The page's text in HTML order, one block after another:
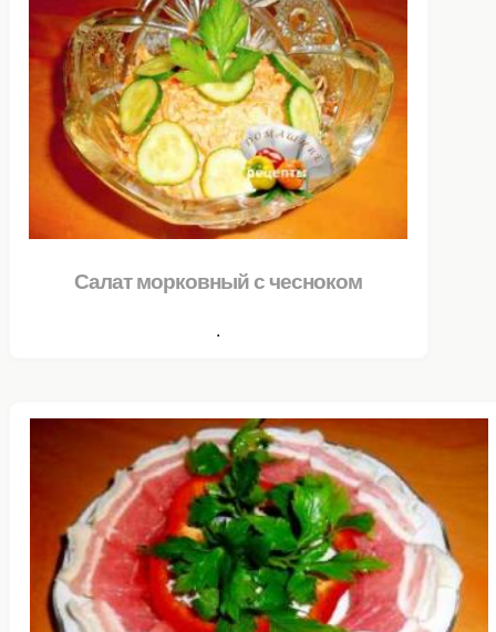
Салат морковный с чесноком
.